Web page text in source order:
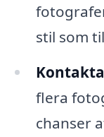
stil som
flera
chanser